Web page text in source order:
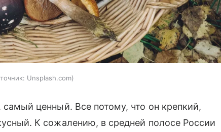
Unsplash.com
ценный. Все потому, что он крепкий,
К сожалению, в средней полосе России